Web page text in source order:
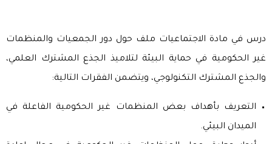
درس في مادة الاجتماعيات ملف حول دور الجمعيات والمنظمات
غير الحكومية في حماية البيئة لتلاميذ الجذع المشترك العلمي،
والجذع المشترك التكنولوجي، ويتضمن الفقرات التالية:
التعريف بأهداف بعض المنظمات غير الحكومية الفاعلة في
الميدان البيئي.